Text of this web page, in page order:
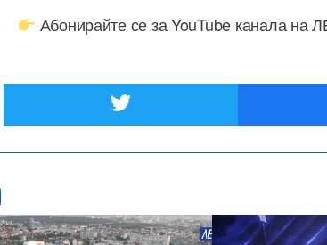
Абонирайте се за YouTube канала на